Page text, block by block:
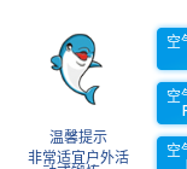
温馨提示
非常适宜户外活
空
空
空